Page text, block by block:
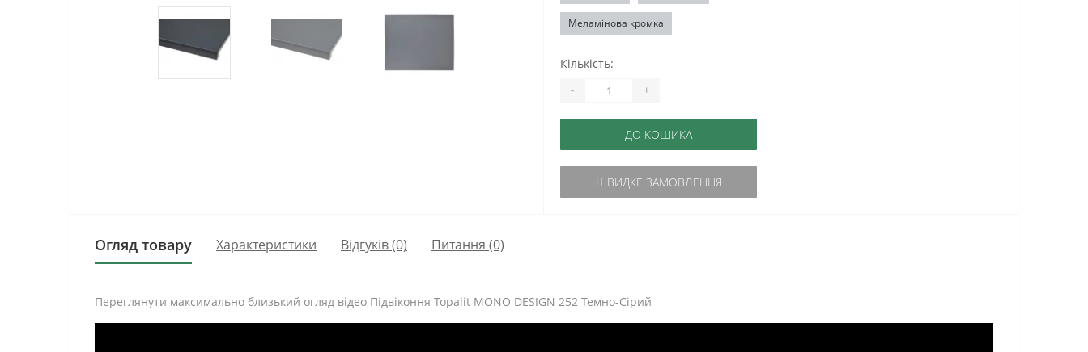
Меламінова кромка
Кількість:
- +
ДО КОШИКА
ШВИДКЕ ЗАМОВЛЕННЯ
Огляд товару Характеристики Відгуків (0) Питання (0)
Переглянути максимально близький огляд відео Підвіконня Topalit MONO DESIGN 252 Темно-Сірий